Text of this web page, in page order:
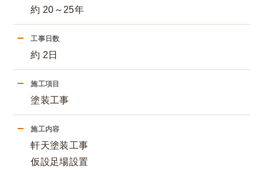
約 20～25年
工事日数
約 2日
施工項目
塗装工事
施工内容
軒天塗装工事
仮設足場設置